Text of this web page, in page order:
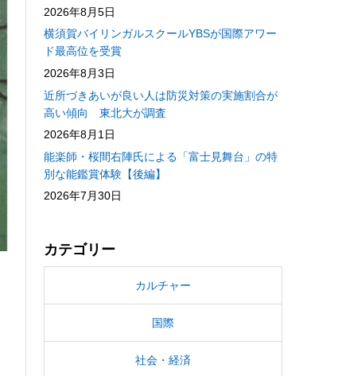
2026年8月5日
横須賀バイリンガルスクールYBSが国際アワー
ド最高位を受賞
2026年8月3日
近所づきあいが良い人は防災対策の実施割合が
高い傾向 東北大が調査
2026年8月1日
能楽師・桜間右陣氏による「富士見舞台」の特
別な能鑑賞体験【後編】
2026年7月30日
カテゴリー
カルチャー
国際
社会・経済